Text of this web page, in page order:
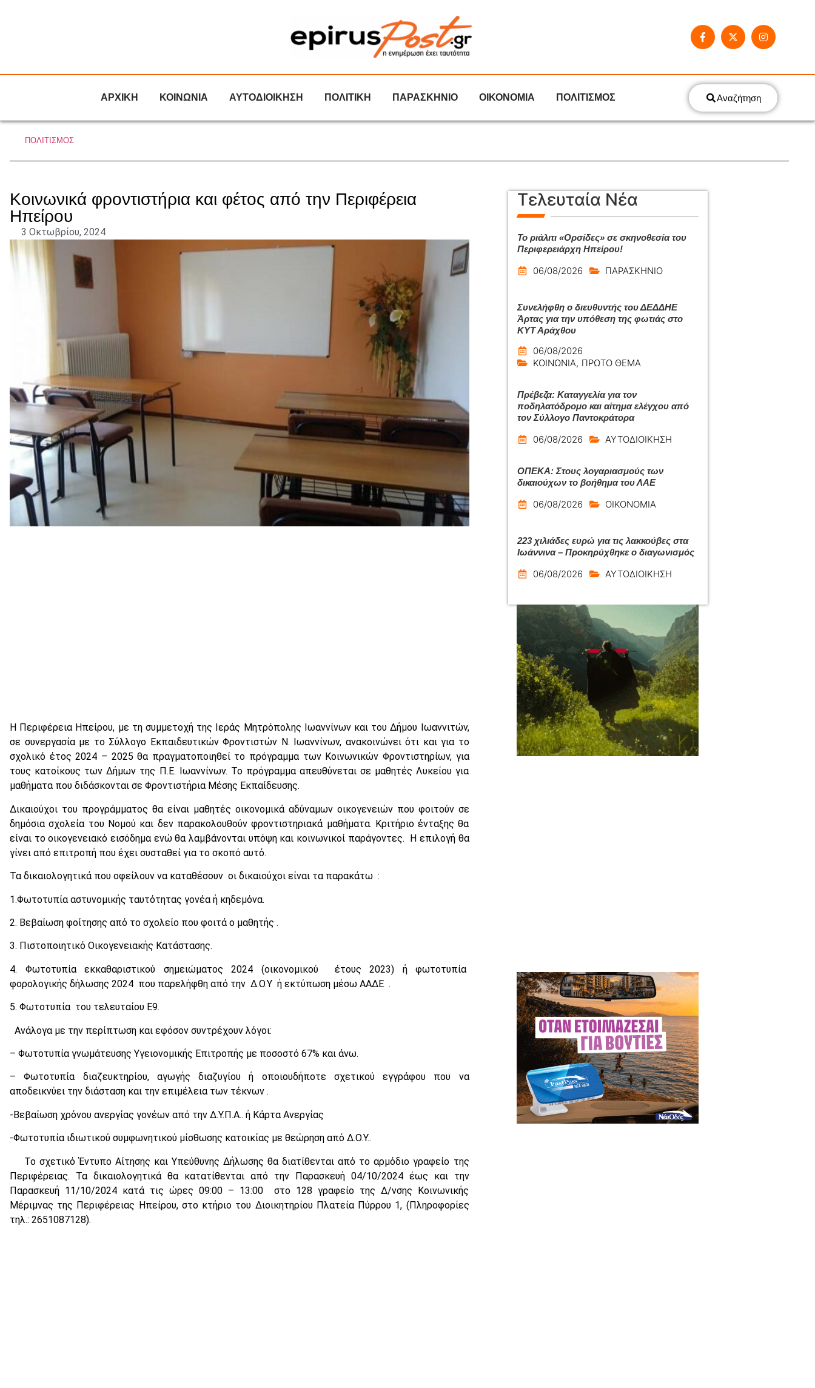
ΑΡΧΙΚΗ ΚΟΙΝΩΝΙΑ ΑΥΤΟΔΙΟΙΚΗΣΗ ΠΟΛΙΤΙΚΗ ΠΑΡΑΣΚΗΝΙΟ ΟΙΚΟΝΟΜΙΑ ΠΟΛΙΤΙΣΜΟΣ Αναζήτηση
ΠΟΛΙΤΙΣΜΟΣ
Κοινωνικά φροντιστήρια και φέτος από την Περιφέρεια
Ηπείρου
3 Οκτωβρίου, 2024
H Περιφέρεια Ηπείρου, με τη συμμετοχή της Ιεράς Μητρόπολης Ιωαννίνων και του Δήμου Ιωαννιτών,
σε συνεργασία με το Σύλλογο Εκπαιδευτικών Φροντιστών Ν. Ιωαννίνων, ανακοινώνει ότι και για το
σχολικό έτος 2024 – 2025 θα πραγματοποιηθεί το πρόγραμμα των Κοινωνικών Φροντιστηρίων, για
τους κατοίκους των Δήμων της Π.Ε. Ιωαννίνων. Το πρόγραμμα απευθύνεται σε μαθητές Λυκείου για
μαθήματα που διδάσκονται σε Φροντιστήρια Μέσης Εκπαίδευσης.
Δικαιούχοι του προγράμματος θα είναι μαθητές οικονομικά αδύναμων οικογενειών που φοιτούν σε
δημόσια σχολεία του Νομού και δεν παρακολουθούν φροντιστηριακά μαθήματα. Κριτήριο ένταξης θα
είναι το οικογενειακό εισόδημα ενώ θα λαμβάνονται υπόψη και κοινωνικοί παράγοντες. Η επιλογή θα
γίνει από επιτροπή που έχει συσταθεί για το σκοπό αυτό.
Τα δικαιολογητικά που οφείλουν να καταθέσουν οι δικαιούχοι είναι τα παρακάτω :
1.Φωτοτυπία αστυνομικής ταυτότητας γονέα ή κηδεμόνα.
2. Βεβαίωση φοίτησης από το σχολείο που φοιτά ο μαθητής .
3. Πιστοποιητικό Οικογενειακής Κατάστασης.
4. Φωτοτυπία εκκαθαριστικού σημειώματος 2024 (οικονομικού έτους 2023) ή φωτοτυπία
φορολογικής δήλωσης 2024 που παρελήφθη από την Δ.Ο.Υ ή εκτύπωση μέσω ΑΑΔΕ .
5. Φωτοτυπία του τελευταίου Ε9.
Ανάλογα με την περίπτωση και εφόσον συντρέχουν λόγοι:
– Φωτοτυπία γνωμάτευσης Υγειονομικής Επιτροπής με ποσοστό 67% και άνω.
– Φωτοτυπία διαζευκτηρίου, αγωγής διαζυγίου ή οποιουδήποτε σχετικού εγγράφου που να
αποδεικνύει την διάσταση και την επιμέλεια των τέκνων .
-Βεβαίωση χρόνου ανεργίας γονέων από την Δ.Υ.Π.Α.. ή Κάρτα Ανεργίας
-Φωτοτυπία ιδιωτικού συμφωνητικού μίσθωσης κατοικίας με θεώρηση από Δ.Ο.Υ..
Το σχετικό Έντυπο Αίτησης και Υπεύθυνης Δήλωσης θα διατίθενται από το αρμόδιο γραφείο της
Περιφέρειας. Τα δικαιολογητικά θα κατατίθενται από την Παρασκευή 04/10/2024 έως και την
Παρασκευή 11/10/2024 κατά τις ώρες 09:00 – 13:00 στο 128 γραφείο της Δ/νσης Κοινωνικής
Μέριμνας της Περιφέρειας Ηπείρου, στο κτήριο του Διοικητηρίου Πλατεία Πύρρου 1, (Πληροφορίες
τηλ.: 2651087128).
Τελευταία Νέα
Το ριάλιτι «Ορσίδες» σε σκηνοθεσία του
Περιφερειάρχη Ηπείρου!
06/08/2026 ΠΑΡΑΣΚΗΝΙΟ
Συνελήφθη ο διευθυντής του ΔΕΔΔΗΕ
Άρτας για την υπόθεση της φωτιάς στο
ΚΥΤ Αράχθου
06/08/2026
ΚΟΙΝΩΝΙΑ, ΠΡΩΤΟ ΘΕΜΑ
Πρέβεζα: Καταγγελία για τον
ποδηλατόδρομο και αίτημα ελέγχου από
τον Σύλλογο Παντοκράτορα
06/08/2026 ΑΥΤΟΔΙΟΙΚΗΣΗ
ΟΠΕΚΑ: Στους λογαριασμούς των
δικαιούχων το βοήθημα του ΛΑΕ
06/08/2026 ΟΙΚΟΝΟΜΙΑ
223 χιλιάδες ευρώ για τις λακκούβες στα
Ιωάννινα – Προκηρύχθηκε ο διαγωνισμός
06/08/2026 ΑΥΤΟΔΙΟΙΚΗΣΗ